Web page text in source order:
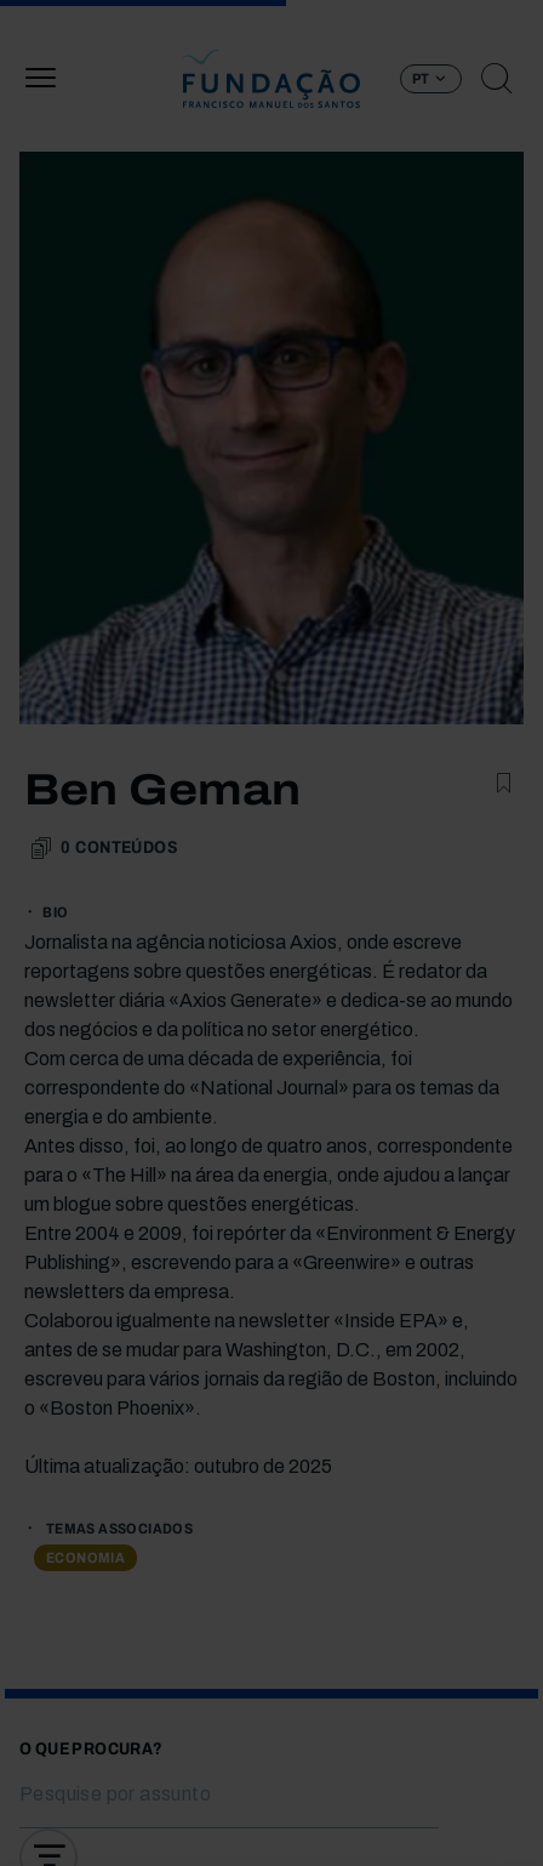
PT
Ben Geman
0 CONTEÚDOS
BIO
Jornalista na agência noticiosa Axios, onde escreve
reportagens sobre questões energéticas. É redator da
newsletter diária «Axios Generate» e dedica-se ao mundo
dos negócios e da política no setor energético.
Com cerca de uma década de experiência, foi
correspondente do «National Journal» para os temas da
energia e do ambiente.
Antes disso, foi, ao longo de quatro anos, correspondente
para o «The Hill» na área da energia, onde ajudou a lançar
um blogue sobre questões energéticas.
Entre 2004 e 2009, foi repórter da «Environment & Energy
Publishing», escrevendo para a «Greenwire» e outras
newsletters da empresa.
Colaborou igualmente na newsletter «Inside EPA» e,
antes de se mudar para Washington, D.C., em 2002,
escreveu para vários jornais da região de Boston, incluindo
o «Boston Phoenix».
Última atualização: outubro de 2025
TEMAS ASSOCIADOS
ECONOMIA
O QUE PROCURA?